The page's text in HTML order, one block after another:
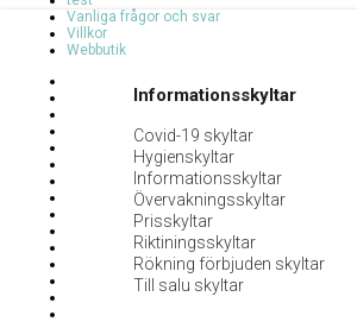
Vanliga frågor och svar
Villkor
Webbutik
Informationsskyltar
Covid-19 skyltar
Hygienskyltar
Informationsskyltar
Övervakningsskyltar
Prisskyltar
Riktiningsskyltar
Rökning förbjuden skyltar
Till salu skyltar